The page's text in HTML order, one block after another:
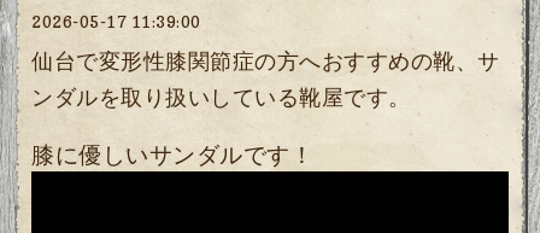
2026-05-17 11:39:00
仙台で変形性膝関節症の方へおすすめの靴、サ
ンダルを取り扱いしている靴屋です。
膝に優しいサンダルです！